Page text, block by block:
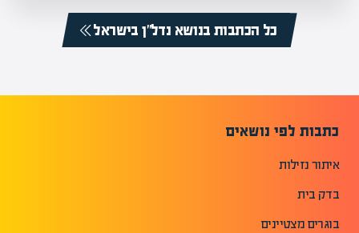
כל הכתבות בנושא נדל”ן בישראל
כתבות לפי נושאים
איתור נזילות
בדק בית
בוגרים מצטיינים